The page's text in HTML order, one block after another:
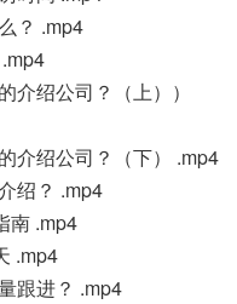
？ .mp4
介绍公司？（上））
介绍公司？（下） .mp4
绍？ .mp4
南 .mp4
.mp4
跟进？ .mp4